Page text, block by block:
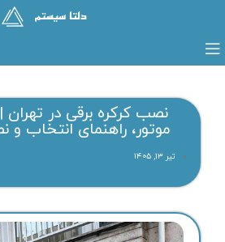
نصب کرکره برقی در تهران
موتور، راهنمای
تیر ۱۳, ۱۴۰۵